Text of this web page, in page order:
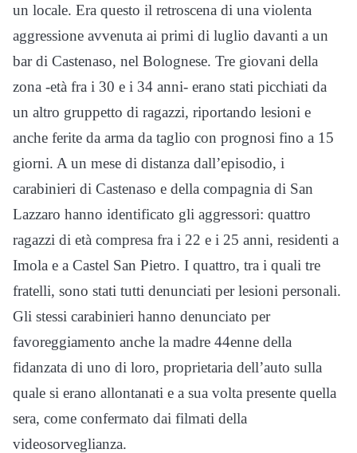
un locale. Era questo il retroscena di una violenta
aggressione avvenuta ai primi di luglio davanti a un
bar di Castenaso, nel Bolognese. Tre giovani della
zona -età fra i 30 e i 34 anni- erano stati picchiati da
un altro gruppetto di ragazzi, riportando lesioni e
anche ferite da arma da taglio con prognosi fino a 15
giorni. A un mese di distanza dall’episodio, i
carabinieri di Castenaso e della compagnia di San
Lazzaro hanno identificato gli aggressori: quattro
ragazzi di età compresa fra i 22 e i 25 anni, residenti a
Imola e a Castel San Pietro. I quattro, tra i quali tre
fratelli, sono stati tutti denunciati per lesioni personali.
Gli stessi carabinieri hanno denunciato per
favoreggiamento anche la madre 44enne della
fidanzata di uno di loro, proprietaria dell’auto sulla
quale si erano allontanati e a sua volta presente quella
sera, come confermato dai filmati della
videosorveglianza.